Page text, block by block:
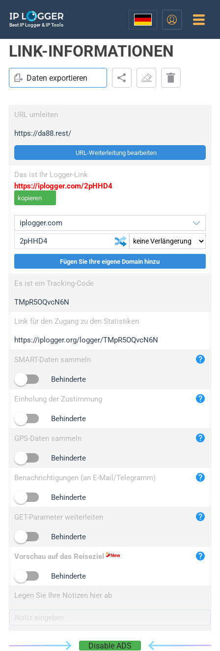
Best IP Logger & IP Tools
LINK-INFORMATIONEN
Daten exportieren
URL umleiten
https://da88.rest/
URL-Weiterleitung bearbeiten
Das ist Ihr Logger-Link
https://iplogger.com/2pHHD4
kopieren
wl.gl
ed.tc
bc.ax
iplogger.com
maper.info
2no.co
yip.su
iplogger.info
Fügen Sie Ihre eigene Domain hinzu
Es ist ein Tracking-Code
TMpR5OQvcN6N
Link für den Zugang zu den Statistiken
https://iplogger.org/logger/TMpR5OQvcN6N
SMART-Daten sammeln
Behinderte
Einholung der Zustimmung
Behinderte
GPS-Daten sammeln
Behinderte
Benachrichtigungen (an E-Mail/Telegramm)
Behinderte
GET-Parameter weiterleiten
Behinderte
Vorschau auf das Reiseziel
Behinderte
Legen Sie Ihre Notizen hier ab
Disable ADS